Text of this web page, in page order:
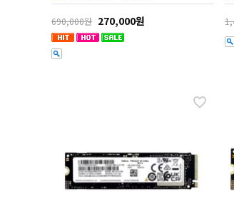
690,000원 270,000원